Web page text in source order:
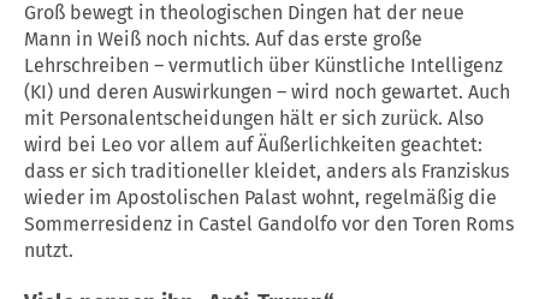
Groß bewegt in theologischen Dingen hat der neue
Mann in Weiß noch nichts. Auf das erste große
Lehrschreiben – vermutlich über Künstliche Intelligenz
(KI) und deren Auswirkungen – wird noch gewartet. Auch
mit Personalentscheidungen hält er sich zurück. Also
wird bei Leo vor allem auf Äußerlichkeiten geachtet:
dass er sich traditioneller kleidet, anders als Franziskus
wieder im Apostolischen Palast wohnt, regelmäßig die
Sommerresidenz in Castel Gandolfo vor den Toren Roms
nutzt.